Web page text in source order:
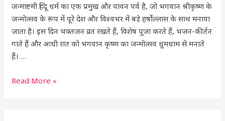
जन्माष्टमी हिंदू धर्म का एक प्रमुख और पावन पर्व है, जो भगवान श्रीकृष्ण के
जन्मोत्सव के रूप में पूरे देश और विश्वभर में बड़े हर्षोल्लास के साथ मनाया
जाता है। इस दिन भक्तजन व्रत रखते हैं, विशेष पूजा करते हैं, भजन-कीर्तन
गाते हैं और आधी रात को भगवान कृष्ण का जन्मोत्सव धूमधाम से मनाते
हैं। …
Read More »